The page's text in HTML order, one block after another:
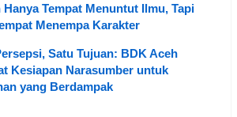
Hanya Tempat Menuntut Ilmu, Tapi
Menempa Karakter
Satu Tujuan: BDK Aceh
Kesiapan Narasumber untuk
yang Berdampak